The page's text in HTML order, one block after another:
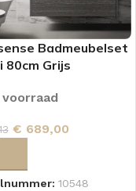
Badmeubelset
80cm Grijs
voorraad
€ 689,00
10548